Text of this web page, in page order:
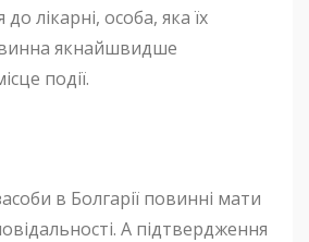
лікарні, особа, яка їх
якнайшвидше
події.
в Болгарії повинні мати
А підтвердження